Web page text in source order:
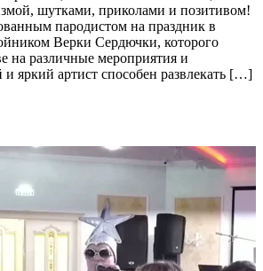
шутками, приколами и позитивом!
пародистом на праздник в
Верки Сердючки, которого
на различные мероприятия и
яркий артист способен развлекать […]